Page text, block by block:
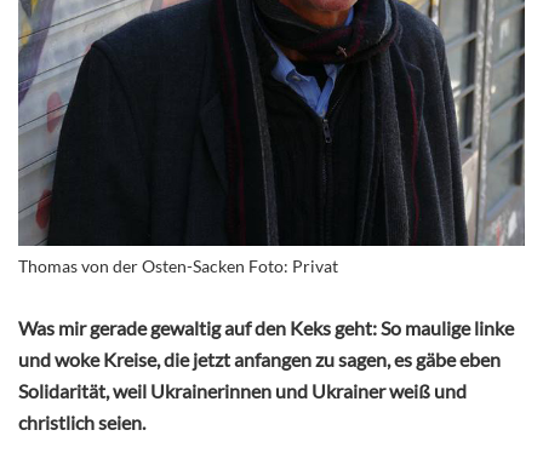
Thomas von der Osten-Sacken Foto: Privat
Was mir gerade gewaltig auf den Keks geht: So maulige linke
und woke Kreise, die jetzt anfangen zu sagen, es gäbe eben
Solidarität, weil Ukrainerinnen und Ukrainer weiß und
christlich seien.